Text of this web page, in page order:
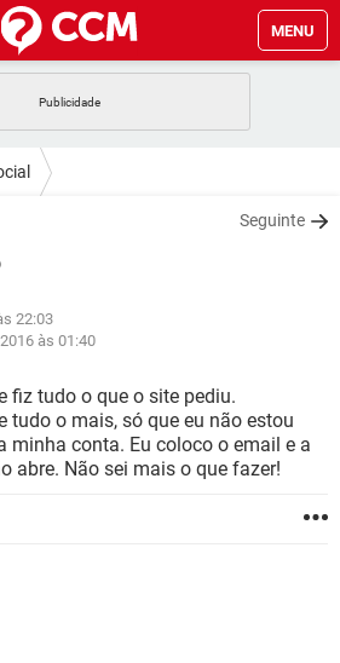
MENU
EXCEL
EXCEL
GMAIL
WHATSAPP
FACEBOOK
EXCEL
Seguinte
22:03
às 01:40
fiz tudo o que o site pediu.
tudo o mais, só que eu não estou
minha conta. Eu coloco o email e a
abre. Não sei mais o que fazer!